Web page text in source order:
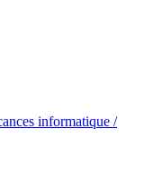
informatique /